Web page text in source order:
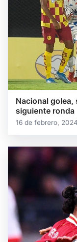
Nacional golea,
siguiente ronda
16 de febrero, 2024